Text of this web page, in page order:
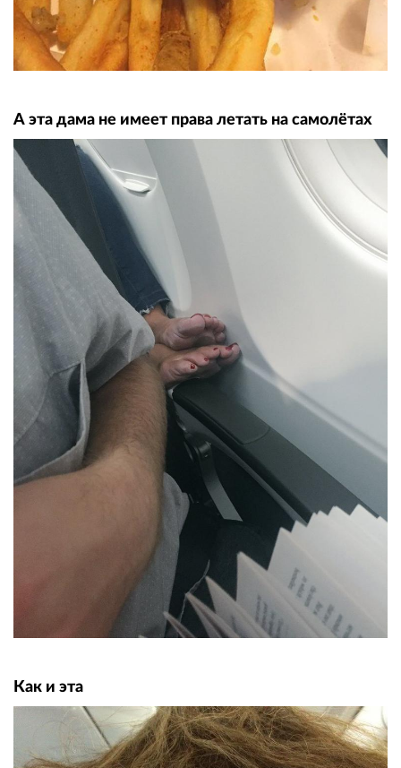
А эта дама не имеет права летать на самолётах
Как и эта